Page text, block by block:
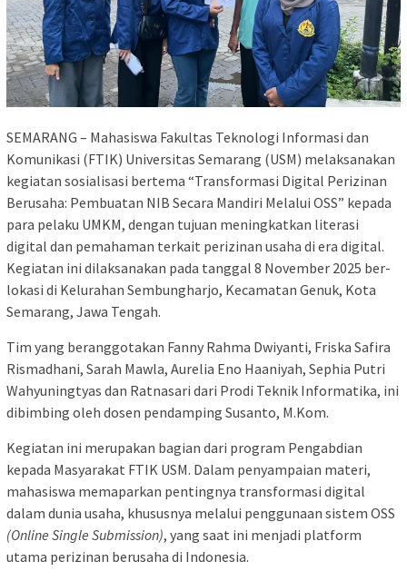
SEMARANG – Mahasiswa Fakultas Teknologi Informasi dan
Komunikasi (FTIK) Universitas Semarang (USM) melaksanakan
kegiatan sosialisasi bertema “Transformasi Digital Perizinan
Berusaha: Pembuatan NIB Secara Mandiri Melalui OSS” kepada
para pelaku UMKM, dengan tujuan meningkatkan literasi
digital dan pemahaman terkait perizinan usaha di era digital.
Kegiatan ini dilaksanakan pada tanggal 8 November 2025 ber-
lokasi di Kelurahan Sembungharjo, Kecamatan Genuk, Kota
Semarang, Jawa Tengah.
Tim yang beranggotakan Fanny Rahma Dwiyanti, Friska Safira
Rismadhani, Sarah Mawla, Aurelia Eno Haaniyah, Sephia Putri
Wahyuningtyas dan Ratnasari dari Prodi Teknik Informatika, ini
dibimbing oleh dosen pendamping Susanto, M.Kom.
Kegiatan ini merupakan bagian dari program Pengabdian
kepada Masyarakat FTIK USM. Dalam penyampaian materi,
mahasiswa memaparkan pentingnya transformasi digital
dalam dunia usaha, khususnya melalui penggunaan sistem OSS
(Online Single Submission), yang saat ini menjadi platform
utama perizinan berusaha di Indonesia.